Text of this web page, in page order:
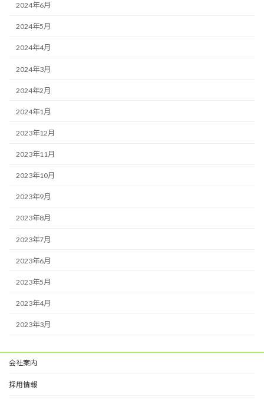
2024年6月
2024年5月
2024年4月
2024年3月
2024年2月
2024年1月
2023年12月
2023年11月
2023年10月
2023年9月
2023年8月
2023年7月
2023年6月
2023年5月
2023年4月
2023年3月
会社案内
採用情報